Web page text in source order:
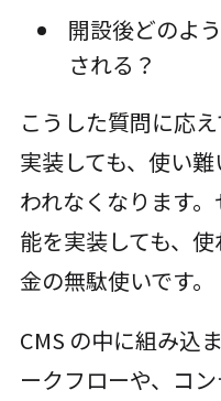
開設後どのよ
される？
こうした質問に応
実装しても、使い
われなくなります
能を実装しても、
金の無駄使いです。
CMS の中に組み込
ークフローや、コ